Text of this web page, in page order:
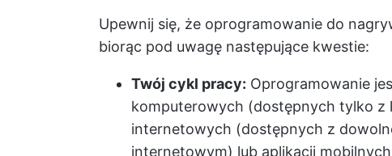
Upewnij się, że oprogramowanie do
biorąc pod uwagę następujące kwestie:
Twój cykl pracy: Oprogramowanie
komputerowych (dostępnych tylko z
internetowych (dostępnych z
internetowym) lub aplikacji